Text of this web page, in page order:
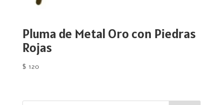
Pluma de Metal Oro con Piedras
Rojas
$ 120